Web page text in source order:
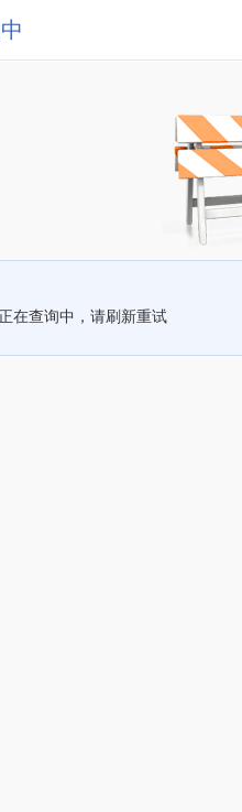
在查询中，请刷新重试